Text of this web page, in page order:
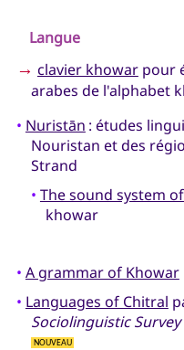
Langue
→ clavier khowarpour
arabes de l'alphabet
• Nuristān : études
Nouristan et des
Strand
• The sound system
khowar
• A grammar of Khowar
• Languages of Chitral
Sociolinguistic
NOUVEAU